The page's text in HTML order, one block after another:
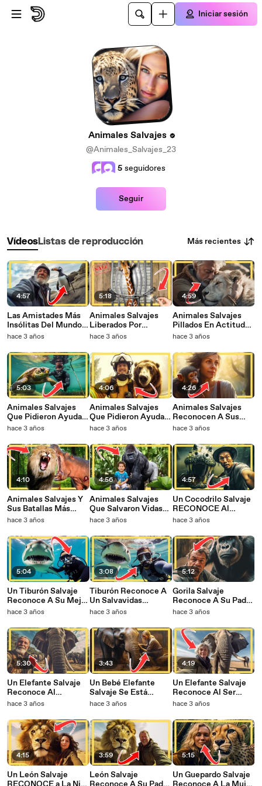
Saltar al contenido principal
Iniciar sesión
Animales Salvajes
@Animales_Salvajes_23
5 seguidores
Seguir
VídeosListas de reproducción Más recientes
4:57
Las Amistades Más
Insólitas Del Mundo
Entre Animales
hace 3 años
5:03
Animales Salvajes
Que Pidieron Ayuda Y
Bondad A La Gente
hace 3 años
4:10
Animales Salvajes Y
Sus Batallas Más
Despiadadas
hace 3 años
5:04
Un Tiburón Salvaje
Reconoce A Su Mejor
Amigo Humano
Sido Separados
hace 3 años
5:30
Un Elefante Salvaje
Reconoce Al
Veterinario Que Le
hace 3 años
4:15
Un León Salvaje
5:18
Animales Salvajes
Liberados Por
Primera Vez
hace 3 años
4:06
Animales Salvajes
Que Pidieron Ayuda Y
Bondad A La Gente
hace 3 años
4:56
Animales Salvajes
Que Salvaron Vidas
Humanas
hace 3 años
3:08
Tiburón Reconoce A
Un Salvavidas
Después De 5 Años
hace 3 años
3:43
Un Bebé Elefante
Salvaje Se Está
Ahogando y Pide
hace 3 años
3:59
León Salvaje
4:59
Animales Salvajes
Pillados En Actitud
Amistosa
hace 3 años
4:26
Animales Salvajes
Reconocen A Sus
Dueños Después De
hace 3 años
4:57
Un Cocodrilo Salvaje
RECONOCE Al
Hombre Que Le Salvó
hace 3 años
5:12
Gorila Salvaje
Reconoce A Su Padre
Adoptivo Después De
hace 3 años
4:19
Un Elefante Salvaje
Reconoce Al Ser
Humano Que Le
AÑOS
hace 3 años
5:15
Un Guepardo Salvaje